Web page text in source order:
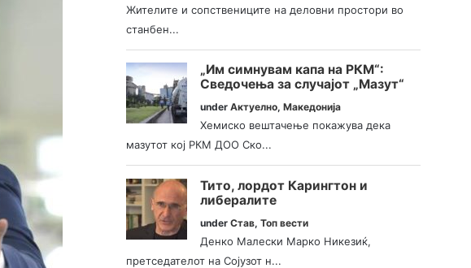
Жителите и сопствениците на деловни простори во
станбен...
„Им симнувам капа на РКМ“:
Сведочења за случајот „Мазут“
underАктуелно,Македонија
Хемиско вештачење покажува дека
мазутот кој РКМ ДОО Ско...
Тито, лордот Карингтон и
либералите
underСтав,Топ вести
Денко Малески Марко Никезиќ,
претседателот на Сојузот н...